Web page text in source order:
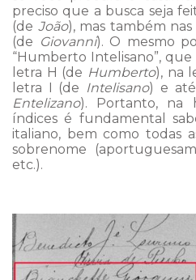
preciso que a busca seja
(de João), mas também
(de Giovanni). O mesmo
“Humberto Intelisano”,
letra H (de Humberto), na
letra I (de Intelisano) e
Entelizano). Portanto, na
índices é fundamental
italiano, bem como todas
sobrenome
etc.).